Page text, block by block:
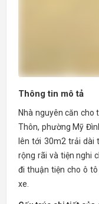
Thông tin mô tả
Nhà nguyên căn cho
Thôn, phường Mỹ
lên tới 30m2 trải dài
rộng rãi và tiện nghi
đi thuận tiện cho ô
xe.